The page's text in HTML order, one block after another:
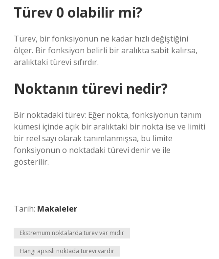
Türev 0 olabilir mi?
Türev, bir fonksiyonun ne kadar hızlı değiştiğini
ölçer. Bir fonksiyon belirli bir aralıkta sabit kalırsa,
aralıktaki türevi sıfırdır.
Noktanın türevi nedir?
Bir noktadaki türev: Eğer nokta, fonksiyonun tanım
kümesi içinde açık bir aralıktaki bir nokta ise ve limiti
bir reel sayı olarak tanımlanmışsa, bu limite
fonksiyonun o noktadaki türevi denir ve ile
gösterilir.
Tarih: Makaleler
Ekstremum noktalarda türev var mıdır
Hangi apsisli noktada türevi vardır